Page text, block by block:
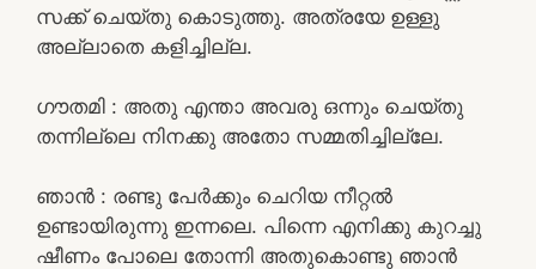
സക്ക് ചെയ്തു കൊടുത്തു. അത്രയേ ഉള്ളു
അല്ലാതെ കളിച്ചില്ല.
ഗൗതമി : അതു എന്താ അവരു ഒന്നും ചെയ്തു
തന്നില്ലെ നിനക്കു അതോ സമ്മതിച്ചില്ലേ.
ഞാൻ : രണ്ടു പേർക്കും ചെറിയ നീറ്റൽ
ഉണ്ടായിരുന്നു ഇന്നലെ. പിന്നെ എനിക്കു കുറച്ചു
ഷീണം പോലെ തോന്നി അതുകൊണ്ടു ഞാൻ